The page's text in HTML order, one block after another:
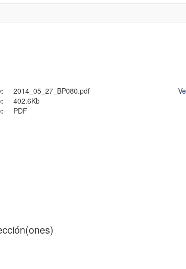
2014_05_27_BP080.pdf
402.6Kb
PDF